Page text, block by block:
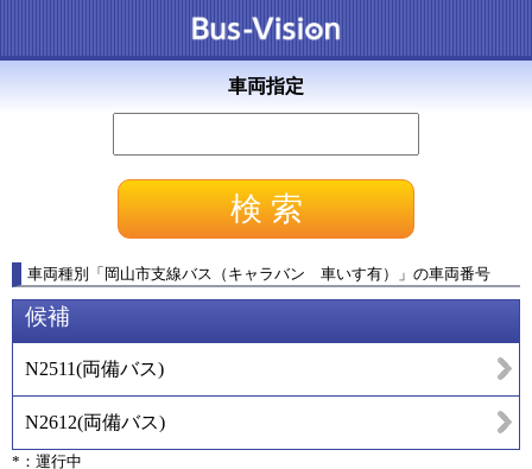
車両指定
車両種別 「 岡山市支線バス（キャラバン 車いす有） 」 の車両番号
候補
N2511(両備バス)
N2612(両備バス)
*：運行中